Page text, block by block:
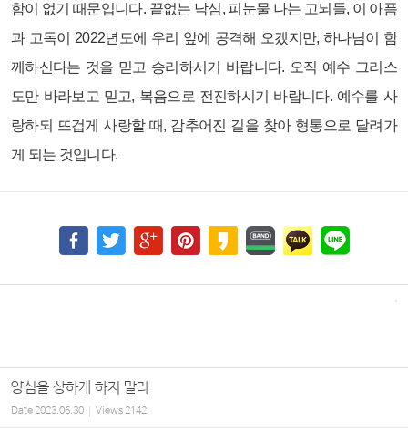
함이 없기 때문입니다. 끝없는 낙심, 피눈물 나는 고뇌들, 이 아픔
과 고독이 2022년도에 우리 앞에 공격해 오겠지만, 하나님이 함
께하신다는 것을 믿고 승리하시기 바랍니다. 오직 예수 그리스
도만 바라보고 믿고, 복음으로 전진하시기 바랍니다. 예수를 사
랑하되 뜨겁게 사랑할 때, 감추어진 길을 찾아 형통으로 달려가
게 되는 것입니다.
양심을 상하게 하지 말라
Date2023.06.30 Views2142